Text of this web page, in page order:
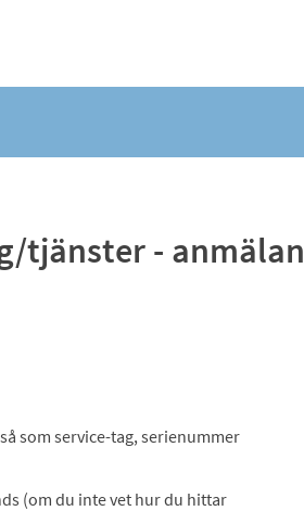
tjänster - anmälan
som service-tag, serienummer
(om du inte vet hur du hittar